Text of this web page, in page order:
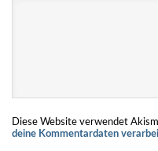
Diese Website verwendet
deine Kommentardaten